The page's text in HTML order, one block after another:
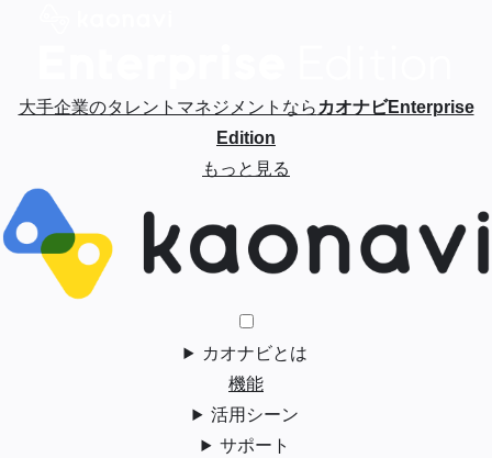
大手企業のタレントマネジメントならカオナビEnterprise
Edition
もっと見る
カオナビとは
機能
活用シーン
サポート